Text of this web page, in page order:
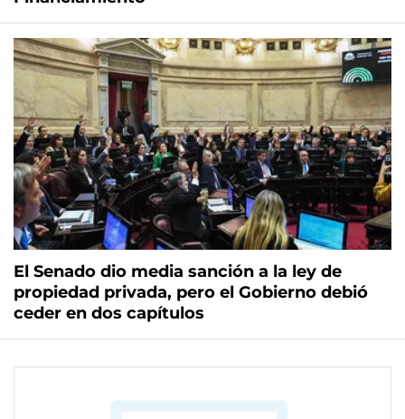
El Senado dio media sanción a la ley de
propiedad privada, pero el Gobierno debió
ceder en dos capítulos